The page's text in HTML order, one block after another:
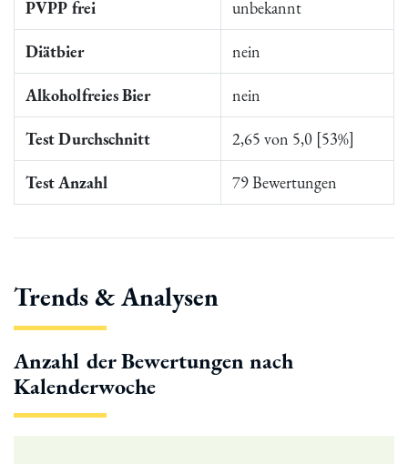
PVPP frei unbekannt
Diätbier nein
Alkoholfreies Bier nein
Test Durchschnitt 2,65 von 5,0 [53%]
Test Anzahl 79 Bewertungen
Trends & Analysen
Anzahl der Bewertungen nach
Kalenderwoche